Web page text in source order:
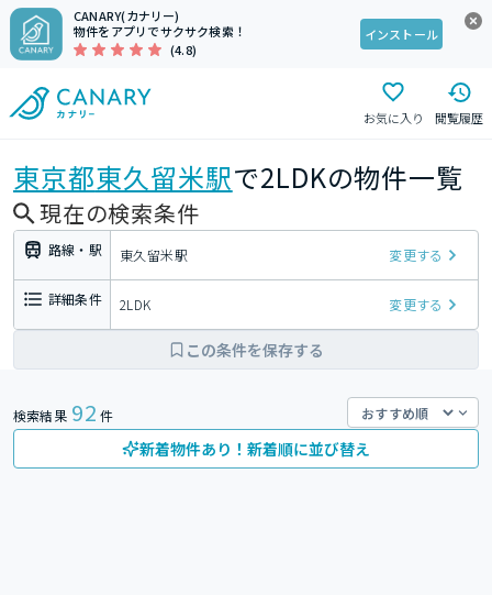
CANARY(カナリー)
物件をアプリでサクサク検索！
(4.8)
インストール
お気に入り 閲覧履歴
東京都東久留米駅で2LDKの物件一覧
現在の検索条件
路線・駅 東久留米駅 変更する
詳細条件 2LDK 変更する
この条件を保存する
検索結果 92 件
新着物件あり！新着順に並び替え